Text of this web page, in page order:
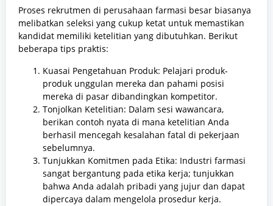
Proses rekrutmen di perusahaan farmasi besar biasanya
melibatkan seleksi yang cukup ketat untuk memastikan
kandidat memiliki ketelitian yang dibutuhkan. Berikut
beberapa tips praktis:
Kuasai Pengetahuan Produk: Pelajari produk-
produk unggulan mereka dan pahami posisi
mereka di pasar dibandingkan kompetitor.
Tonjolkan Ketelitian: Dalam sesi wawancara,
berikan contoh nyata di mana ketelitian Anda
berhasil mencegah kesalahan fatal di pekerjaan
sebelumnya.
Tunjukkan Komitmen pada Etika: Industri farmasi
sangat bergantung pada etika kerja; tunjukkan
bahwa Anda adalah pribadi yang jujur dan dapat
dipercaya dalam mengelola prosedur kerja.